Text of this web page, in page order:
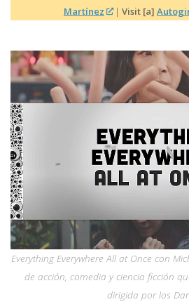
Martínez
| Visit [a]
Everything Everywhere All at Once con
de acción, comedia y ciencia ficción
dirigida por los